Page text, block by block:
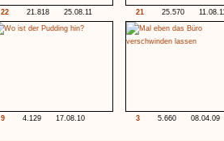
22 21.818 25.08.11 21 25.570
9 4.129 17.08.10 3 5.660 08.04.09